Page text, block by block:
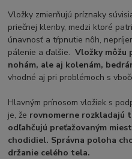
Vložky zmierňujú príznaky
priečnej klenby, medzi ktoré
únavnosť a tŕpnutie nôh,
pálenie a ďalšie.Vložky môžu
nohám, ale aj kolenám,
vhodné aj pri problémoch s
Hlavným prínosom vložiek s
je, že rovnomerne rozkladajú
odľahčujú preťažovaným
chodidiel. Správna poloha
držanie celého tela.